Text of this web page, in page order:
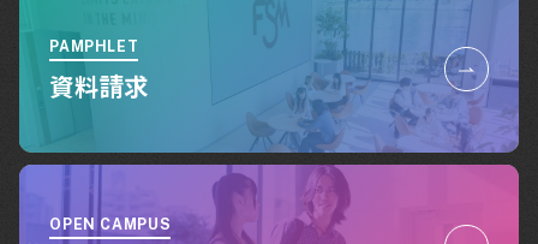
PAMPHLET
資料請求
OPEN CAMPUS